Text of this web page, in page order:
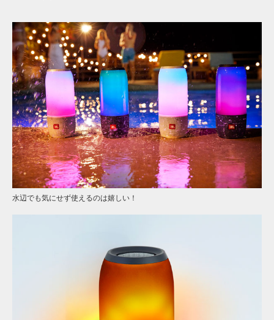
水辺でも気にせず使えるのは嬉しい！